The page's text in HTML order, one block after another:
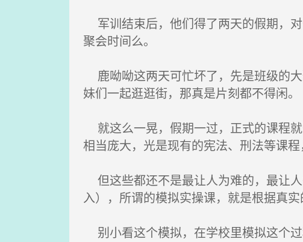
军训结束后，他们得了两天的假期，
聚会时间么。
鹿呦呦这两天可忙坏了，先是班级的
妹们一起逛逛街，那真是片刻都不得闲。
就这么一晃，假期一过，正式的课程
相当庞大，光是现有的宪法、刑法等课程
但这些都还不是最让人为难的，最让
入），所谓的模拟实操课，就是根据真
别小看这个模拟，在学校里模拟这个